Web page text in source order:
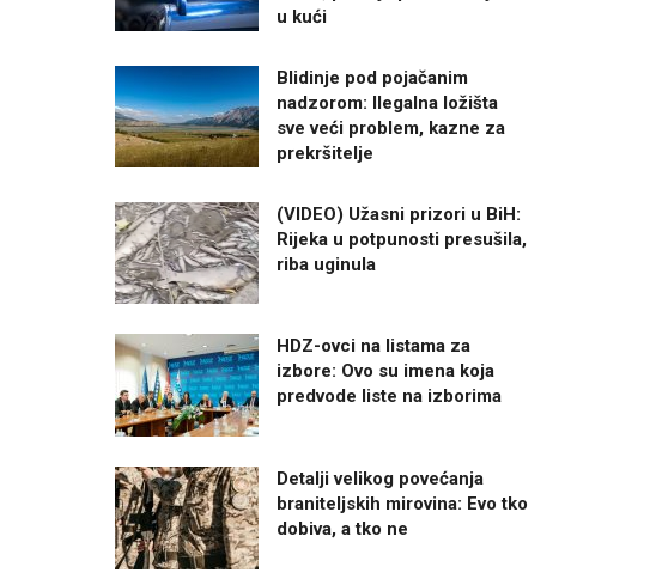
u kući
Blidinje pod pojačanim
nadzorom: Ilegalna ložišta
sve veći problem, kazne za
prekršitelje
(VIDEO) Užasni prizori u BiH:
Rijeka u potpunosti presušila,
riba uginula
HDZ-ovci na listama za
izbore: Ovo su imena koja
predvode liste na izborima
Detalji velikog povećanja
braniteljskih mirovina: Evo tko
dobiva, a tko ne